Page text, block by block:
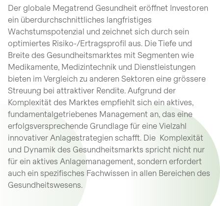
Der globale Megatrend Gesundheit eröffnet Investoren
ein überdurchschnittliches langfristiges
Wachstumspotenzial und zeichnet sich durch sein
optimiertes Risiko-/Ertragsprofil aus. Die Tiefe und
Breite des Gesundheitsmarktes mit Segmenten wie
Medikamente, Medizintechnik und Dienstleistungen
bieten im Vergleich zu anderen Sektoren eine grössere
Streuung bei attraktiver Rendite. Aufgrund der
Komplexität des Marktes empfiehlt sich ein aktives,
fundamentalgetriebenes Management an, das eine
erfolgsversprechende Grundlage für eine Vielzahl
innovativer Anlagestrategien schafft. Die Komplexität
und Dynamik des Gesundheitsmarkts spricht nicht nur
für ein aktives Anlagemanagement, sondern erfordert
auch ein spezifisches Fachwissen in allen Bereichen des
Gesundheitswesens.